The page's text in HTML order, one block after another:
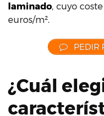
laminado, cuyo
euros/m².
PEDIR
¿Cuál